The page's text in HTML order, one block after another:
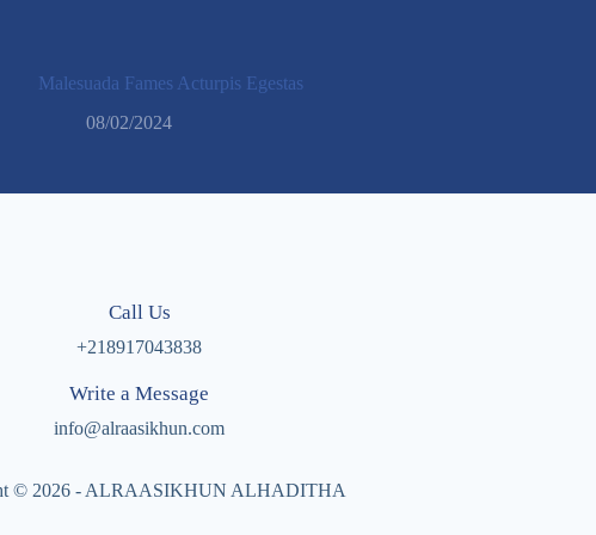
Malesuada Fames Acturpis Egestas
08/02/2024
Call Us
+218917043838
Write a Message
info@alraasikhun.com
© 2026 - ALRAASIKHUN ALHADITHA